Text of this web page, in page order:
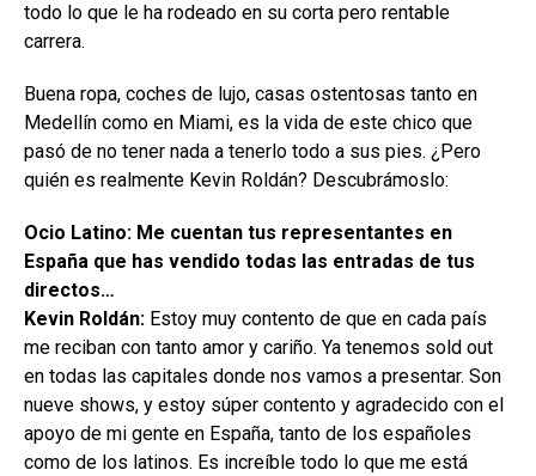
todo lo que le ha rodeado en su corta pero rentable
carrera.
Buena ropa, coches de lujo, casas ostentosas tanto en
Medellín como en Miami, es la vida de este chico que
pasó de no tener nada a tenerlo todo a sus pies. ¿Pero
quién es realmente Kevin Roldán? Descubrámoslo:
Ocio Latino: Me cuentan tus representantes en
España que has vendido todas las entradas de tus
directos…
Kevin Roldán: Estoy muy contento de que en cada país
me reciban con tanto amor y cariño. Ya tenemos sold out
en todas las capitales donde nos vamos a presentar. Son
nueve shows, y estoy súper contento y agradecido con el
apoyo de mi gente en España, tanto de los españoles
como de los latinos. Es increíble todo lo que me está